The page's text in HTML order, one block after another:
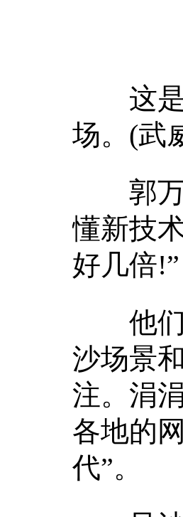
这是
场。(武
郭万
懂新技
好几倍!”
他们
沙场景
注。涓
各地的
代”。